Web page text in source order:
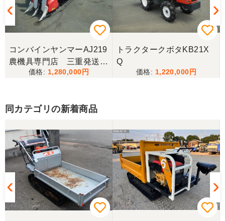
コンバインヤンマーAJ219
農機具専門店 三重発送整
備済み
1,280,000
トラクタークボタKB21X
Q
1,220,000
同カテゴリの新着商品